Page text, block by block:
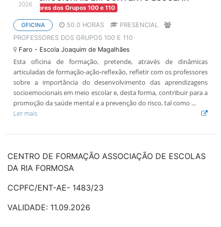
2026
Professores dos Grupos 100 e 110
OFICINA 50.0 HORAS
PRESENCIAL
PROFESSORES DOS GRUPOS 100 E 110
Faro - Escola Joaquim de Magalhães
Esta oficina de formação, pretende, através de dinâmicas
articuladas de formação-ação-reflexão, refletir com os professores
sobre a importância do desenvolvimento das aprendizagens
socioemocionais em meio escolar e, desta forma, contribuir para a
promoção da saúde mental e a prevenção do risco, tal como ...
Ler mais
CENTRO DE FORMAÇÃO ASSOCIAÇÃO DE ESCOLAS
DA RIA FORMOSA
CCPFC/ENT-AE- 1483/23
VALIDADE: 11.09.2026